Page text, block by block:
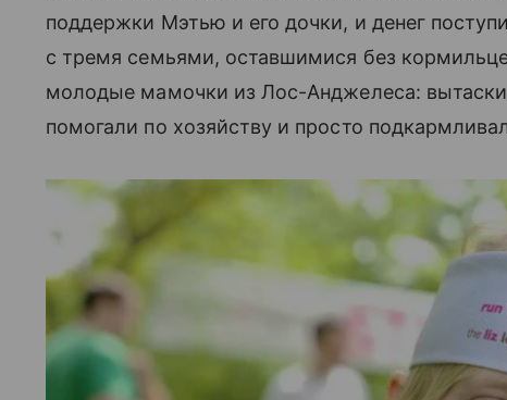
поддержки Мэтью и его дочки, и денег
с тремя семьями, оставшимися без
молодые мамочки из Лос-Анджелеса:
помогали по хозяйству и просто